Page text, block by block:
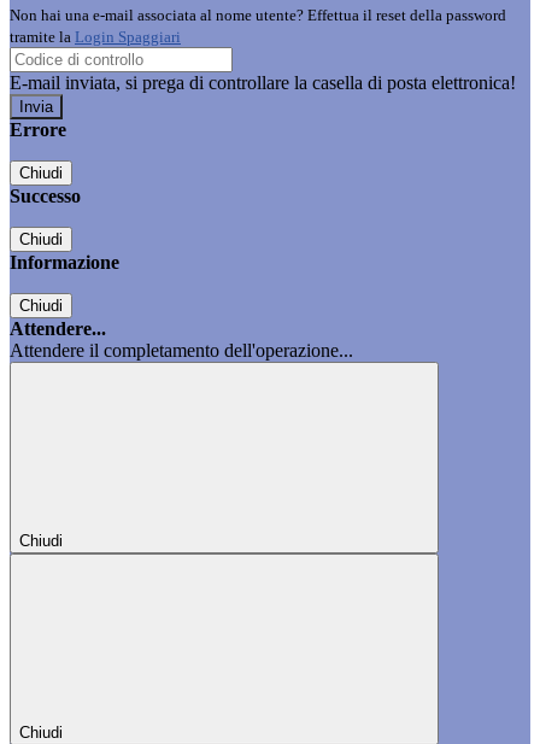
Non hai una e-mail associata al nome utente? Effettua il reset della password
tramite la Login Spaggiari
E-mail inviata, si prega di controllare la casella di posta elettronica!
Errore
Chiudi
Successo
Chiudi
Informazione
Chiudi
Attendere...
Attendere il completamento dell'operazione...
Chiudi
Chiudi